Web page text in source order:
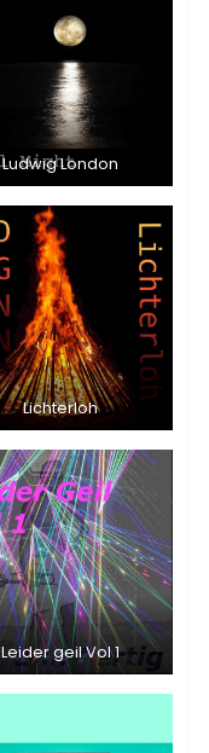
Ludwig London
Lichterloh
Leider geil Vol 1